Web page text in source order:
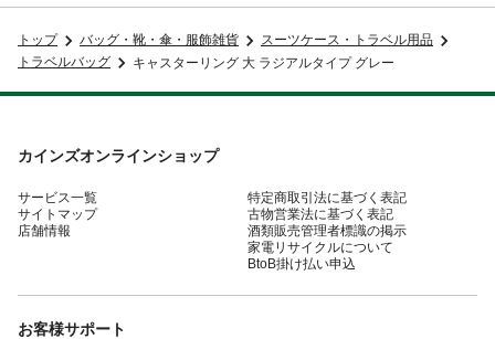
トップ バッグ・靴・傘・服飾雑貨
スーツケース・トラベル用品
トラベルバッグ
キャスターリング 大 ラジアルタイプ グレー
カインズオンラインショップ
サービス一覧
サイトマップ
店舗情報
特定商取引法に基づく表記
古物営業法に基づく表記
酒類販売管理者標識の掲示
家電リサイクルについて
BtoB掛け払い申込
お客様サポート